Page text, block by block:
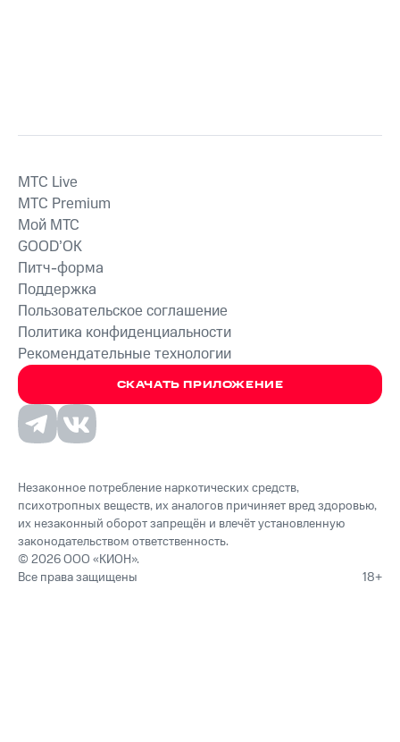
СКАЧАТЬ ПРИЛОЖЕНИЕ
MTС Live
MTС Premium
Мой МТС
GOOD’OK
Питч-форма
Поддержка
Пользовательское соглашение
Политика конфиденциальности
Рекомендательные технологии
Незаконное потребление наркотических средств,
психотропных веществ, их аналогов причиняет вред здоровью,
их незаконный оборот запрещён и влечёт установленную
законодательством ответственность.
© 2026 ООО «КИОН».
Все права защищены
18+